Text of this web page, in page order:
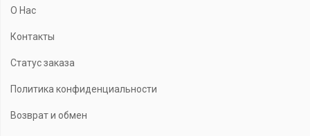
О Нас
Контакты
Статус заказа
Политика конфиденциальности
Возврат и обмен